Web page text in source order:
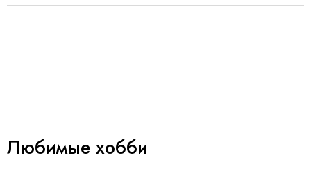
Любимые хобби